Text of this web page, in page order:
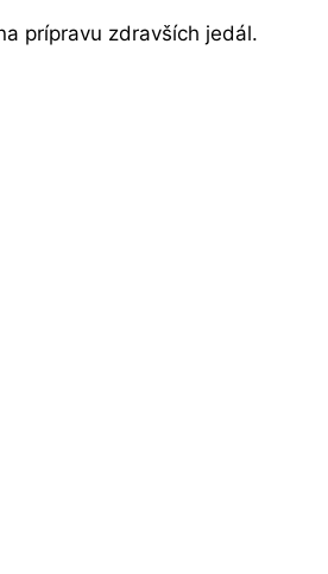
prípravu zdravších jedál.